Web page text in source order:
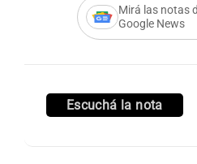
Mirá las notas
Google News
Escuchá la nota